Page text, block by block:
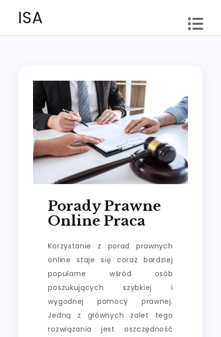
ISA
Porady Prawne
Online Praca
Korzystanie z porad prawnych
online staje się coraz bardziej
popularne wśród osób
poszukujących szybkiej i
wygodnej pomocy prawnej.
Jedną z głównych zalet tego
rozwiązania jest oszczędność